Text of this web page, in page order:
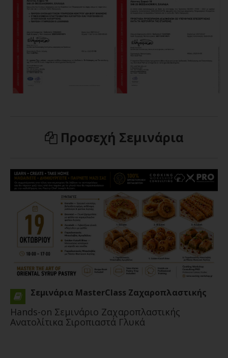
Προσεχή Σεμινάρια
Σεμινάρια MasterClass Ζαχαροπλαστικής
Hands-on Σεμινάριο Ζαχαροπλαστικής
Ανατολίτικα Σιροπιαστά Γλυκά